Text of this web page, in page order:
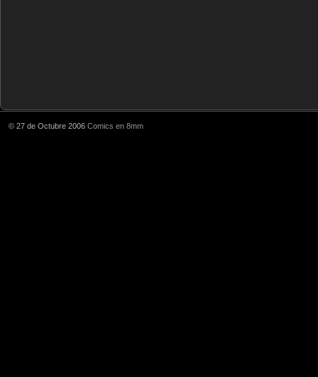
© 27 de Octubre 2006 Comics en 8mm